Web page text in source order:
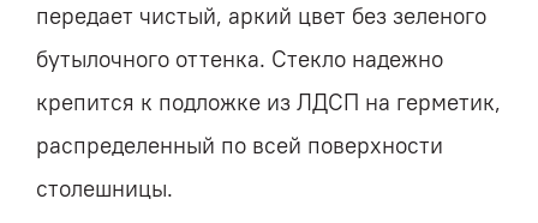
передает чистый, аркий цвет без зеленого
бутылочного оттенка. Стекло надежно
крепится к подложке из ЛДСП на герметик,
распределенный по всей поверхности
столешницы.